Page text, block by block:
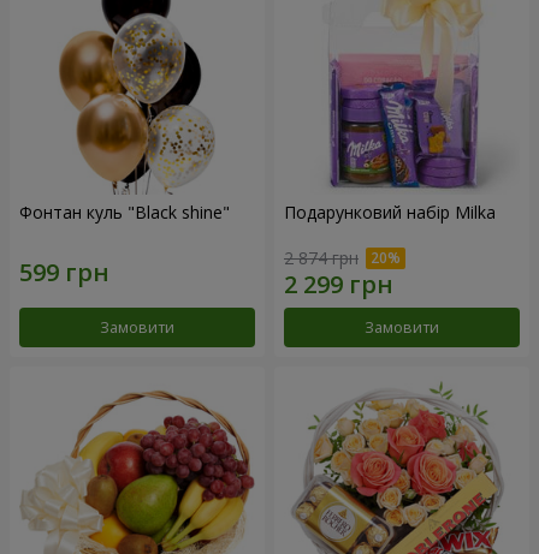
Фонтан куль "Black shine"
Замовити
Подарунковий набір Milka
2 874 грн
Замовити